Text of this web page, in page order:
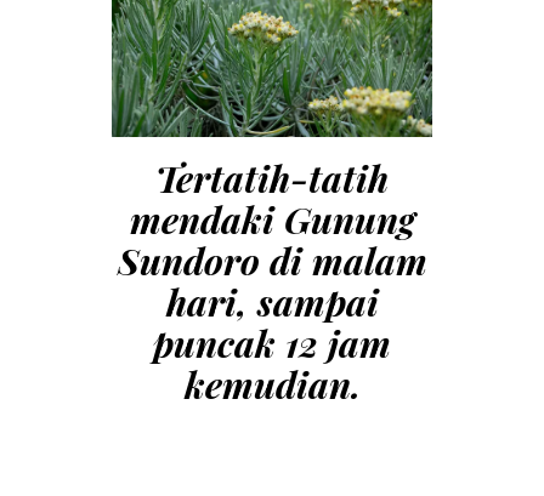
Tertatih-tatih
mendaki Gunung
Sundoro di malam
hari, sampai
puncak 12 jam
kemudian.